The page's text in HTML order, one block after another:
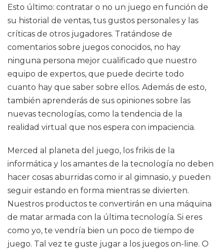
Esto último: contratar o no un juego en función de
su historial de ventas, tus gustos personales y las
críticas de otros jugadores. Tratándose de
comentarios sobre juegos conocidos, no hay
ninguna persona mejor cualificado que nuestro
equipo de expertos, que puede decirte todo
cuanto hay que saber sobre ellos. Además de esto,
también aprenderás de sus opiniones sobre las
nuevas tecnologías, como la tendencia de la
realidad virtual que nos espera con impaciencia.
Merced al planeta del juego, los frikis de la
informática y los amantes de la tecnología no deben
hacer cosas aburridas como ir al gimnasio, y pueden
seguir estando en forma mientras se divierten.
Nuestros productos te convertirán en una máquina
de matar armada con la última tecnología. Si eres
como yo, te vendría bien un poco de tiempo de
juego. Tal vez te guste jugar a los juegos on-line. O